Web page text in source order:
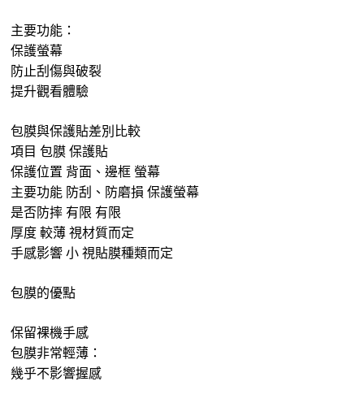
主要功能：
保護螢幕
防止刮傷與破裂
提升觀看體驗
包膜與保護貼差別比較
項目 包膜 保護貼
保護位置 背面、邊框 螢幕
主要功能 防刮、防磨損 保護螢幕
是否防摔 有限 有限
厚度 較薄 視材質而定
手感影響 小 視貼膜種類而定
包膜的優點
保留裸機手感
包膜非常輕薄：
幾乎不影響握感